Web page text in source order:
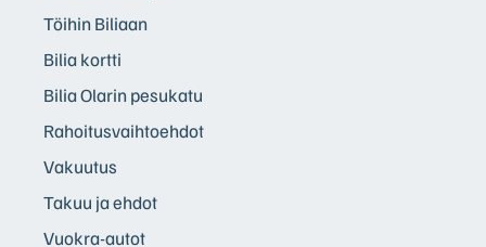
Töihin Biliaan
Bilia kortti
Bilia Olarin pesukatu
Rahoitusvaihtoehdot
Vakuutus
Takuu ja ehdot
Vuokra-autot